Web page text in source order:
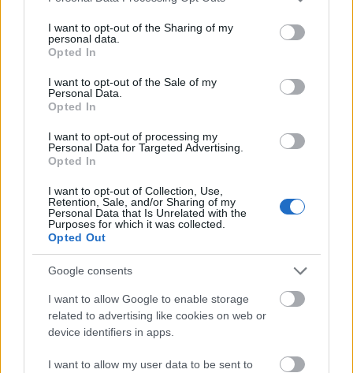
not limited to your visit or usage behaviour. You may click to
grant or deny consent to Google and its third-party tags to
use your data for below specified purposes in below Google
consent section.
I want to opt-out of the Sharing of my
personal data.
Opted In
I want to opt-out of the Sale of my
Personal Data.
Opted In
I want to opt-out of processing my
Personal Data for Targeted Advertising.
Opted In
I want to opt-out of Collection, Use,
Retention, Sale, and/or Sharing of my
Personal Data that Is Unrelated with the
Purposes for which it was collected.
Opted Out
Google consents
I want to allow Google to enable storage
related to advertising like cookies on web or
device identifiers in apps.
I want to allow my user data to be sent to
A szennyező és főleg magunkat mérgező kőolaj-
földgáz kombinációnak leáldozott, elmúlt az az
energetika. Egyértelműen új alapokra kell
nem áramalapú lesz, hanem ennél sokkal újabb
megoldás fog születni, de minél később kezdjük el
később adunk neki teret, a krízis annál tovább fog
tartani.
Még több asztrológia:
Csillagjegyek, akiket komolyan megvisel egy
válság
Ezek a csillagjegyek mindig találnak kiutat a
Csillagjegyek, akikre az életedet is nyugodtan
rábízhatod